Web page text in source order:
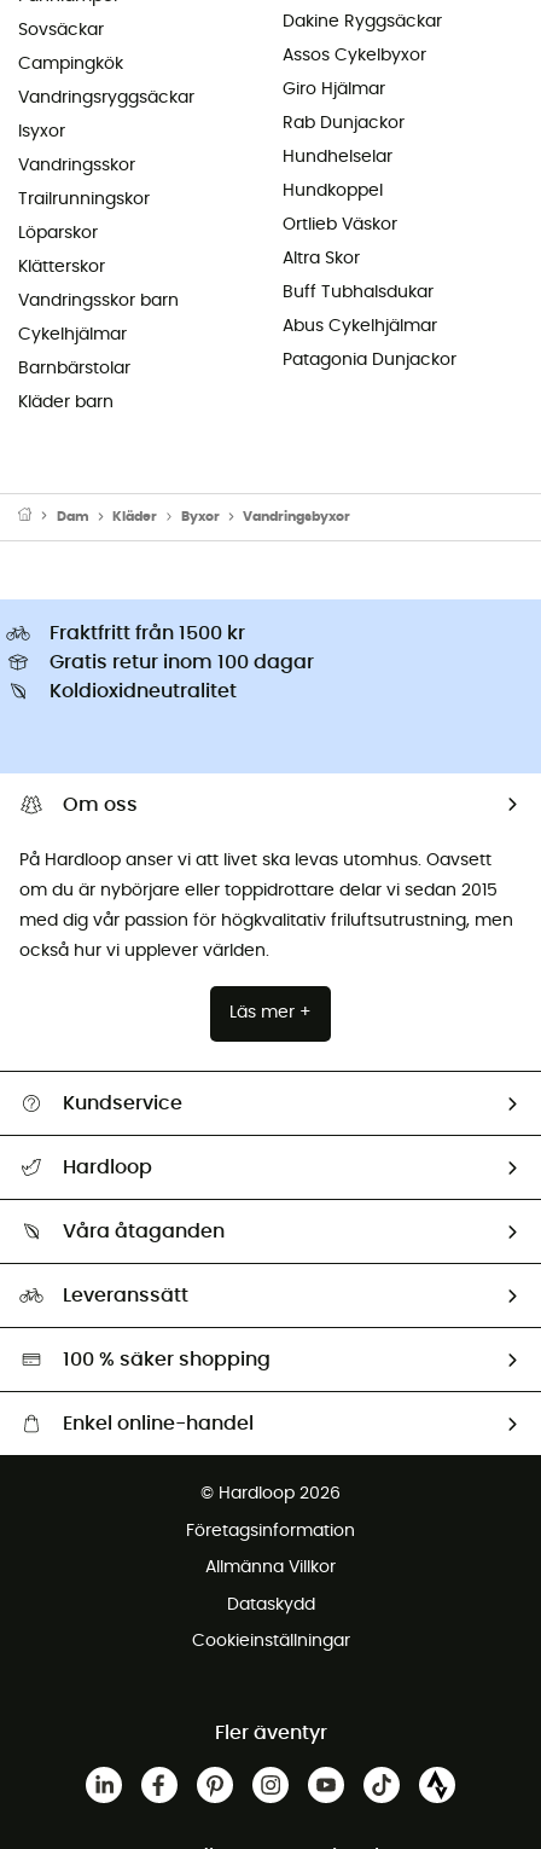
Sovsäckar
Campingkök
Vandringsryggsäckar
Isyxor
Vandringsskor
Trailrunningskor
Löparskor
Klätterskor
Vandringsskor barn
Cykelhjälmar
Barnbärstolar
Kläder barn
Dakine Ryggsäckar
Assos Cykelbyxor
Giro Hjälmar
Rab Dunjackor
Hundhelselar
Hundkoppel
Ortlieb Väskor
Altra Skor
Buff Tubhalsdukar
Abus Cykelhjälmar
Patagonia Dunjackor
Dam Kläder Byxor Vandringsbyxor
Fraktfritt från 1500 kr
Gratis retur inom 100 dagar
Koldioxidneutralitet
Om oss
På Hardloop anser vi att livet ska levas utomhus. Oavsett
om du är nybörjare eller toppidrottare delar vi sedan 2015
med dig vår passion för högkvalitativ friluftsutrustning, men
också hur vi upplever världen.
Läs mer +
Kundservice
Retur & återbetalning
Hardloop
Ambassadörer
Våra åtaganden
Miljöanpassat urval
Leveranssätt
100 % säker shopping
Enkel online-handel
Gratis retur inom 100 dagar
© Hardloop 2026
Företagsinformation
Allmänna Villkor
Dataskydd
Cookieinställningar
Fler äventyr